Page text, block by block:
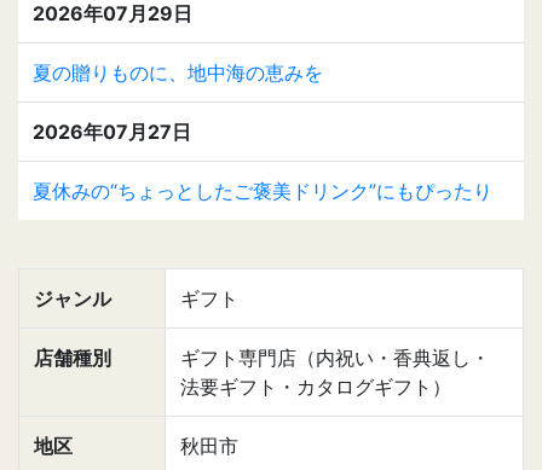
2026年07月29日
夏の贈りものに、地中海の恵みを
2026年07月27日
夏休みの“ちょっとしたご褒美ドリンク”にもぴったり
ジャンル ギフト
店舗種別
ギフト専門店（内祝い・香典返し・
法要ギフト・カタログギフト）
地区 秋田市